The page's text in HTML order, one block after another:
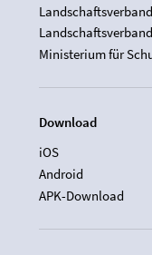
Ministerium für
Download
iOS
Android
APK-Download